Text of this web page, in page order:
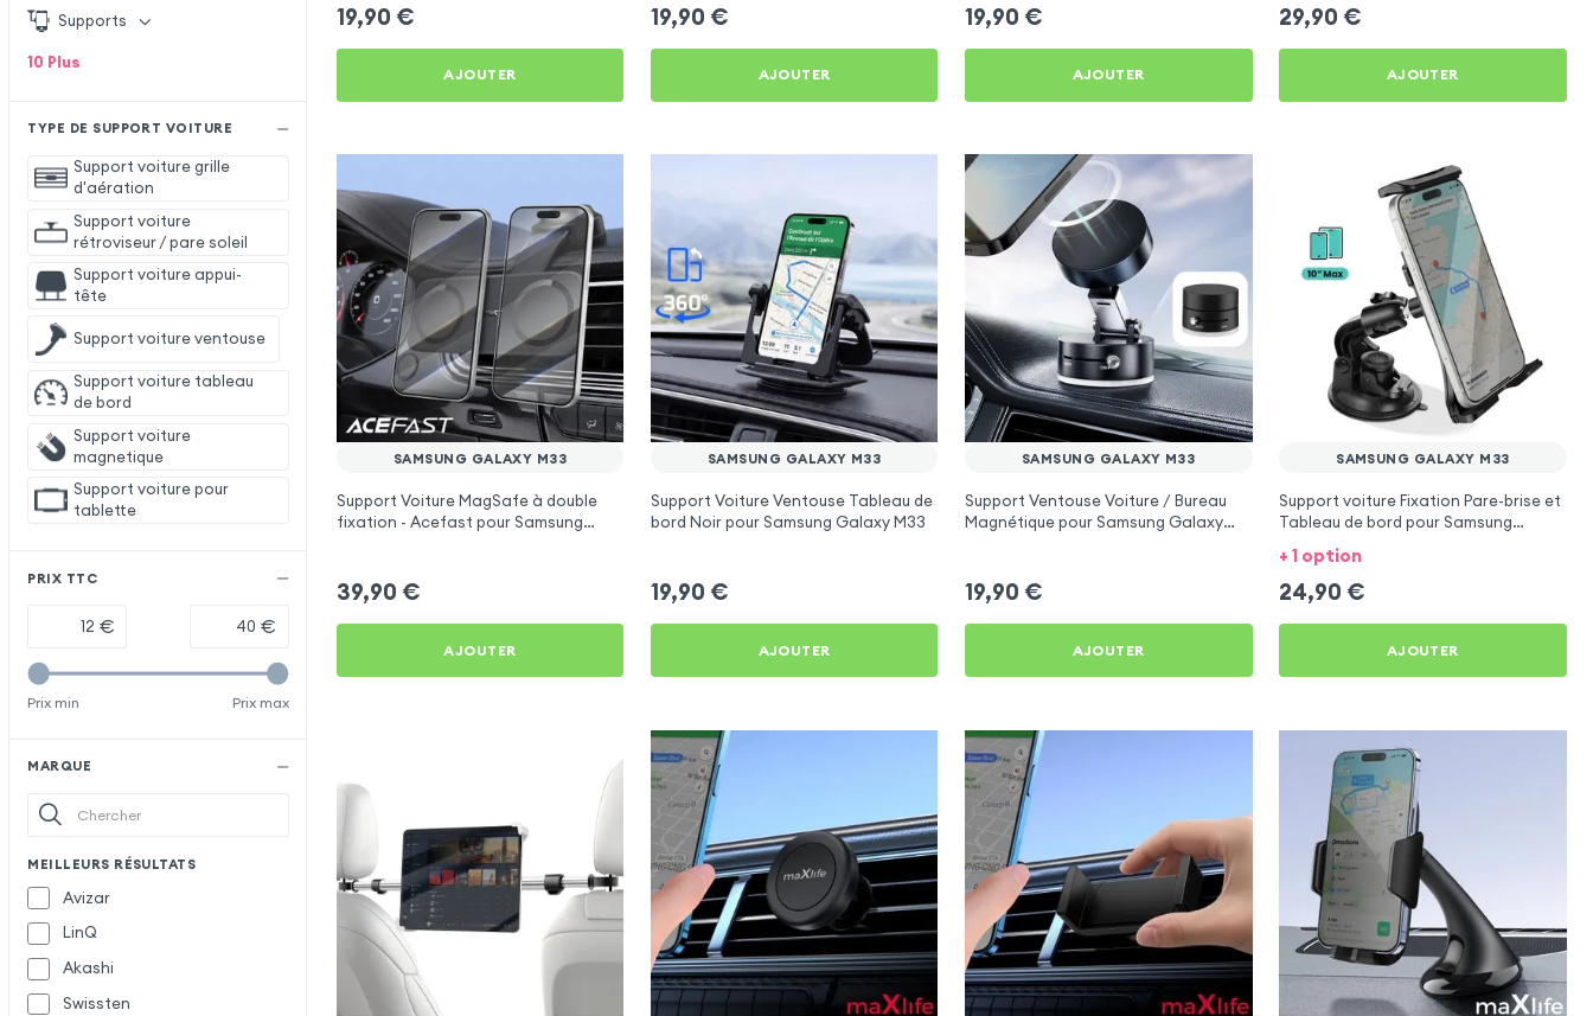
Supports
10 Plus
TYPE DE SUPPORT VOITURE
Support voiture grille
d'aération
Support voiture
rétroviseur / pare soleil
Support voiture appui-
tête
Support voiture ventouse
Support voiture tableau
de bord
Support voiture
magnetique
Support voiture pour
tablette
PRIX TTC
€ €
Prix min Prix max
MARQUE
MEILLEURS RÉSULTATS
Avizar
LinQ
Akashi
Swissten
19,90 €
AJOUTER
19,90 €
AJOUTER
19,90 €
AJOUTER
29,90 €
AJOUTER
SAMSUNG GALAXY M33
Support Voiture MagSafe à double
fixation - Acefast pour Samsung
39,90 €
AJOUTER
SAMSUNG GALAXY M33
Support Voiture Ventouse Tableau de
bord Noir pour Samsung Galaxy M33
19,90 €
AJOUTER
SAMSUNG GALAXY M33
Support Ventouse Voiture / Bureau
Magnétique pour Samsung Galaxy
19,90 €
AJOUTER
SAMSUNG GALAXY M33
Support voiture Fixation Pare-brise et
Tableau de bord pour Samsung
Galaxy M33
+ 1 option
24,90 €
AJOUTER